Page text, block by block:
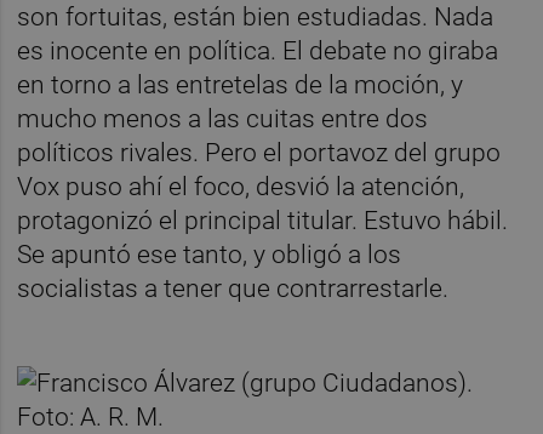
son fortuitas, están bien estudiadas. Nada
es inocente en política. El debate no giraba
en torno a las entretelas de la moción, y
mucho menos a las cuitas entre dos
políticos rivales. Pero el portavoz del grupo
Vox puso ahí el foco, desvió la atención,
protagonizó el principal titular. Estuvo hábil.
Se apuntó ese tanto, y obligó a los
socialistas a tener que contrarrestarle.